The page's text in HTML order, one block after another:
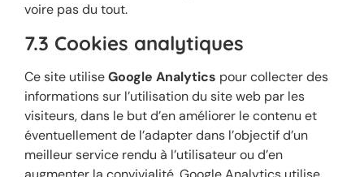
voire pas du tout.
7.3 Cookies analytiques
Ce site utiliseGoogle Analytics pour collecter des
informations sur l’utilisation du site web par les
visiteurs, dans le but d’en améliorer le contenu et
éventuellement de l’adapter dans l’objectif d’un
meilleur service rendu à l’utilisateur ou d’en